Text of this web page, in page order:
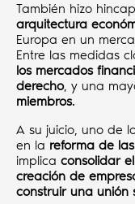
También hizo
arquitectura
Europa en un
Entre las medidas
los mercados
derecho, y una
miembros.
A su juicio, uno de
en la reforma de
implica consolidar
creación de
construir una unión